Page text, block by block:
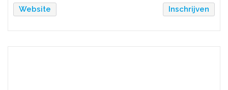
Website Inschrijven